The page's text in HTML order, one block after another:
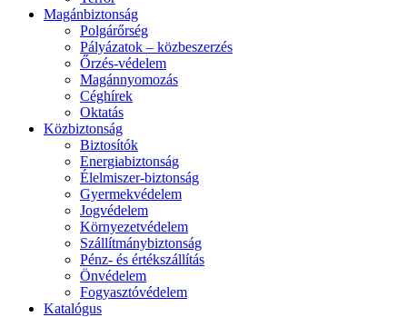
Magánbiztonság
Polgárőrség
Pályázatok – közbeszerzés
Őrzés-védelem
Magánnyomozás
Céghírek
Oktatás
Közbiztonság
Biztosítók
Energiabiztonság
Élelmiszer-biztonság
Gyermekvédelem
Jogvédelem
Környezetvédelem
Szállítmánybiztonság
Pénz- és értékszállítás
Önvédelem
Fogyasztóvédelem
Katalógus